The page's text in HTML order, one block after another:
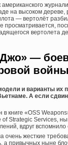
американского
на высоком дереве,
— вертолёт
вертолета
—
и варианты их
А если
книге «OSS
Strategic Services,
вдруг
жесткие
а привычных ныне